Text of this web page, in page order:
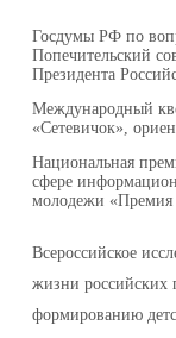
Госдумы РФ по
Попечительский
Президента
Международный
«Сетевичок»,
Национальная
сфере
молодежи «Премия
Всероссийское
жизни российских
формированию